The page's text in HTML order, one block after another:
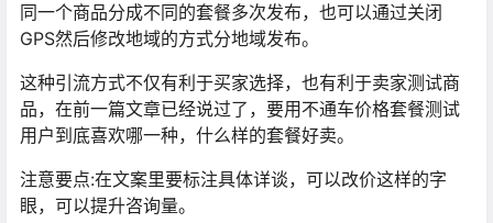
同一个商品分成不同的套餐多次发布，也可以通过关闭
GPS然后修改地域的方式分地域发布。
这种引流方式不仅有利于买家选择，也有利于卖家测试商
品，在前一篇文章已经说过了，要用不通车价格套餐测试
用户到底喜欢哪一种，什么样的套餐好卖。
注意要点:在文案里要标注具体详谈，可以改价这样的字
眼，可以提升咨询量。